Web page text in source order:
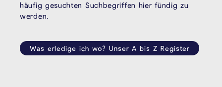
häufig gesuchten Suchbegriffen hier fündig zu
werden.
Was erledige ich wo? Unser A bis Z Register